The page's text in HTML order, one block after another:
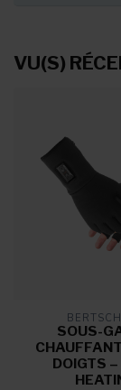
VU(S)
SOUS-
DOIGTS